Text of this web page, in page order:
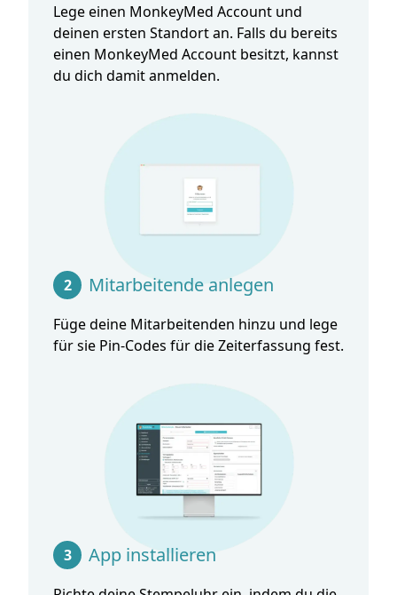
Lege einen MonkeyMed Account und
deinen ersten Standort an. Falls du bereits
einen MonkeyMed Account besitzt, kannst
du dich damit anmelden.
2 Mitarbeitende anlegen
Füge deine Mitarbeitenden hinzu und lege
für sie Pin-Codes für die Zeiterfassung fest.
3 App installieren